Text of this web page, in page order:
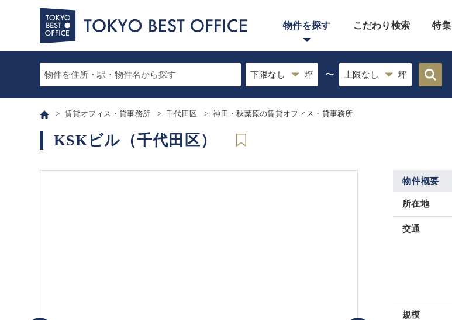
物件を探す こだわり検索 特集
〜
賃貸オフィス・貸事務所 千代田区 神田・秋葉原の賃貸オフィス・貸事務所
KSKビル（千代田区）
物件概要
所在地
交通
規模